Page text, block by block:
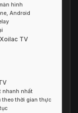
hình
Android
TV
nhanh nhất
theo thời gian thực